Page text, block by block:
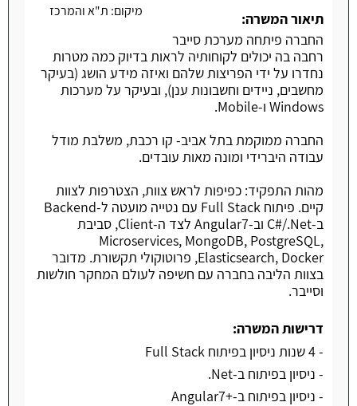
מיקום: ת"א והמרכז
תיאור המשרה:
החברה פיתחה מערכת סייבר
רחבה בה יכולים לקוחותיה לראות בדיוק כמה מטרות
נחדרו על ידי הפריצות שלהם ואיזה מידע הושג (בעיקר
מחשבים, ניידים וחשבונות ענן), ובעיקר על מערכות
Windows ו-Mobile.
החברה ממוקמת בתל אביב- קו רכבת, משלבת מודל
עבודה היברידי ומונה מאות עובדים.
מהות התפקיד: כפיפות לראש צוות, הצטרפות לצוות
קיים. פיתוח Full Stack עם נטייה מועטה ל-Backend
ב-C#/.Net וב-Angular7 לצד ה-Client, סביבת
Microservices, MongoDB, PostgreSQL,
Elasticsearch, Docker, פרוטוקולי תקשורת. מדובר
בצוות הליבה בחברה עם חשיפה לעולם המחקר חולשות
וסייבר.
דרישות המשרה:
- 4 שנות ניסיון בפיתוח Full Stack
- ניסיון בפיתוח ב-Net.
- ניסיון בפיתוח ב-+Angular7